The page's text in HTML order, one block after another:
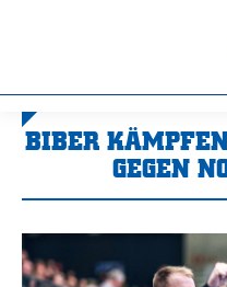
BIBER
GEGEN